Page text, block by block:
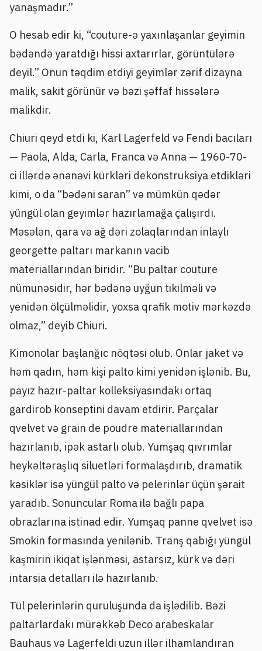
yanaşmadır.”
O hesab edir ki, “couture-ə yaxınlaşanlar geyimin
bədəndə yaratdığı hissi axtarırlar, görüntülərə
deyil.” Onun təqdim etdiyi geyimlər zərif dizayna
malik, sakit görünür və bəzi şəffaf hissələrə
malikdir.
Chiuri qeyd etdi ki, Karl Lagerfeld və Fendi bacıları
— Paola, Alda, Carla, Franca və Anna — 1960-70-
ci illərdə ənənəvi kürkləri dekonstruksiya etdikləri
kimi, o da “bədəni saran” və mümkün qədər
yüngül olan geyimlər hazırlamağa çalışırdı.
Məsələn, qara və ağ dəri zolaqlarından inlaylı
georgette paltarı markanın vacib
materiallarından biridir. “Bu paltar couture
nümunəsidir, hər bədənə uyğun tikilməli və
yenidən ölçülməlidir, yoxsa qrafik motiv mərkəzdə
olmaz,” deyib Chiuri.
Kimonolar başlanğıc nöqtəsi olub. Onlar jaket və
həm qadın, həm kişi palto kimi yenidən işlənib. Bu,
payız hazır-paltar kolleksiyasındakı ortaq
gardirob konseptini davam etdirir. Parçalar
qvelvet və grain de poudre materiallarından
hazırlanıb, ipək astarlı olub. Yumşaq qıvrımlar
heykəltəraşlıq siluetləri formalaşdırıb, dramatik
kəsiklər isə yüngül palto və pelerinlər üçün şərait
yaradıb. Sonuncular Roma ilə bağlı papa
obrazlarına istinad edir. Yumşaq panne qvelvet isə
Smokin formasında yenilənib. Tranş qabığı yüngül
kaşmirin ikiqat işlənməsi, astarsız, kürk və dəri
intarsia detalları ilə hazırlanıb.
Tül pelerinlərin quruluşunda da işlədilib. Bəzi
paltarlardakı mürəkkəb Deco arabeskalar
Bauhaus və Lagerfeldi uzun illər ilhamlandıran